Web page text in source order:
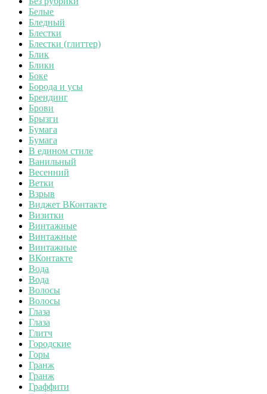
Белые
Бледный
Блестки
Блестки (глиттер)
Блик
Блики
Боке
Борода и усы
Брендинг
Брови
Брызги
Бумага
Бумага
В едином стиле
Ванильный
Весенний
Ветки
Взрыв
Виджет ВКонтакте
Визитки
Винтажные
Винтажные
Винтажные
ВКонтакте
Вода
Вода
Волосы
Волосы
Глаза
Глаза
Глитч
Городские
Горы
Гранж
Гранж
Граффити